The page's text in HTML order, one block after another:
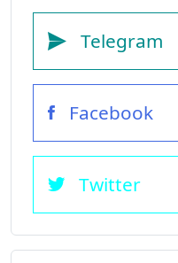
Telegram
Facebook
Twitter